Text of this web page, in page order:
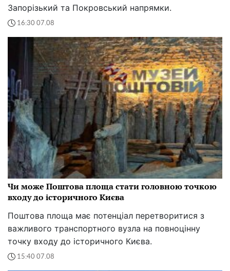
Запорізький та Покровський напрямки.
16:30 07.08
Чи може Поштова площа стати головною точкою
входу до історичного Києва
Поштова площа має потенціал перетворитися з
важливого транспортного вузла на повноцінну
точку входу до історичного Києва.
15:40 07.08